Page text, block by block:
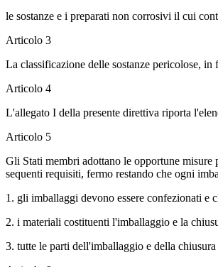
le sostanze e i preparati non corrosivi il cui
Articolo 3
La classificazione delle sostanze pericolose,
Articolo 4
L'allegato I della presente direttiva riporta
Articolo 5
Gli Stati membri adottano le opportune misure
sequenti requisiti, fermo restando che ogni
1. gli imballaggi devono essere confezionati e
2. i materiali costituenti l'imballaggio e la
3. tutte le parti dell'imballaggio e della